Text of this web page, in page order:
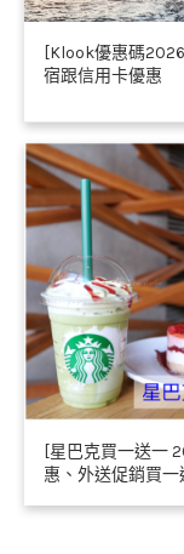
[Klook優惠碼
宿跟信用卡優惠
[星巴克買一送一
惠、外送促銷買